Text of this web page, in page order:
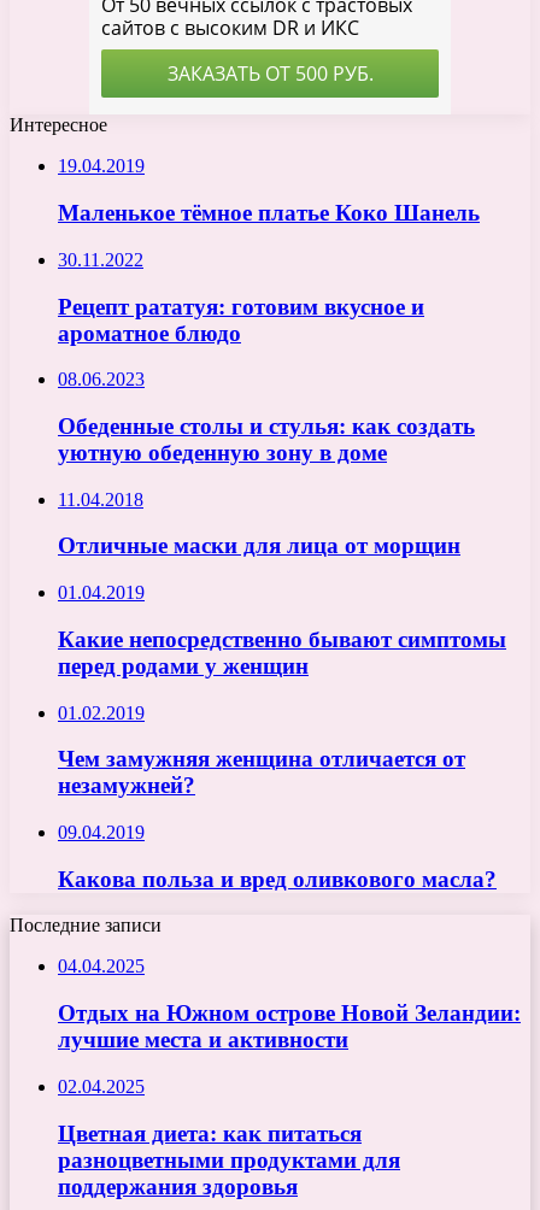
Интересное
19.04.2019
Маленькое тёмное платье Коко Шанель
30.11.2022
Рецепт рататуя: готовим вкусное и
ароматное блюдо
08.06.2023
Обеденные столы и стулья: как создать
уютную обеденную зону в доме
11.04.2018
Отличные маски для лица от морщин
01.04.2019
Какие непосредственно бывают симптомы
перед родами у женщин
01.02.2019
Чем замужняя женщина отличается от
незамужней?
09.04.2019
Какова польза и вред оливкового масла?
Последние записи
04.04.2025
Отдых на Южном острове Новой Зеландии:
лучшие места и активности
02.04.2025
Цветная диета: как питаться
разноцветными продуктами для
поддержания здоровья